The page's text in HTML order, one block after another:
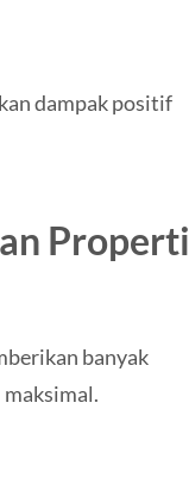
dampak positif
Properti
banyak